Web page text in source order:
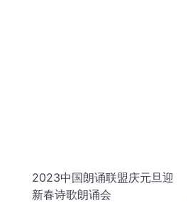
2023中国朗诵联盟庆元旦迎
新春诗歌朗诵会